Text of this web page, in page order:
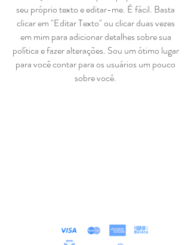
seu próprio texto e editar-me. É fácil. Basta
clicar em "Editar Texto" ou clicar duas vezes
em mim para adicionar detalhes sobre sua
política e fazer alterações. Sou um ótimo lugar
para você contar para os usuários um pouco
sobre você.